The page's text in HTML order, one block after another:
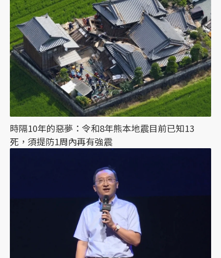
時隔10年的惡夢：令和8年熊本地震目前已知13
死，須提防1周內再有強震